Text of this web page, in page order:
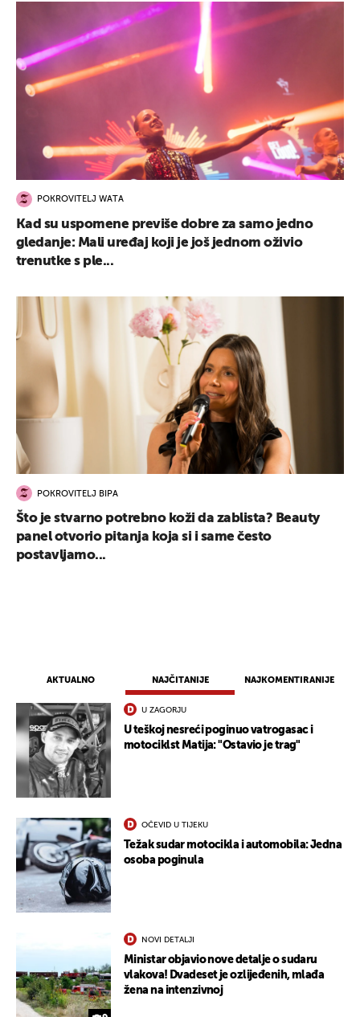
AKTUALNO NAJČITANIJE NAJKOMENTIRANIJE
U ZAGORJU
U teškoj nesreći poginuo vatrogasac i
motociklst Matija: "Ostavio je trag"
OČEVID U TIJEKU
Težak sudar motocikla i automobila: Jedna
osoba poginula
NOVI DETALJI
Ministar objavio nove detalje o sudaru
vlakova! Dvadeset je ozlijeđenih, mlađa
žena na intenzivnoj
POKROVITELJ WATA
Kad su uspomene previše dobre za samo jedno
gledanje: Mali uređaj koji je još jednom oživio
trenutke s ple...
POKROVITELJ BIPA
Što je stvarno potrebno koži da zablista? Beauty
panel otvorio pitanja koja si i same često
postavljamo...